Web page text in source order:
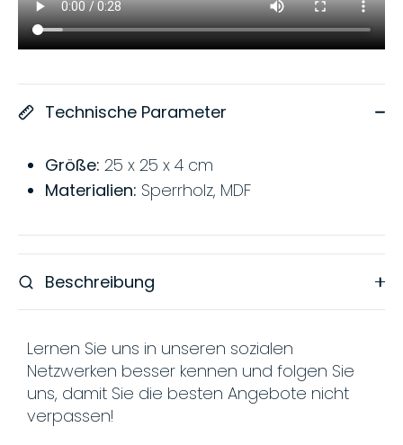
Technische Parameter
Größe: 25 x 25 x 4 cm
Materialien: Sperrholz, MDF
Beschreibung
Lernen Sie uns in unseren sozialen
Netzwerken besser kennen und folgen Sie
uns, damit Sie die besten Angebote nicht
verpassen!